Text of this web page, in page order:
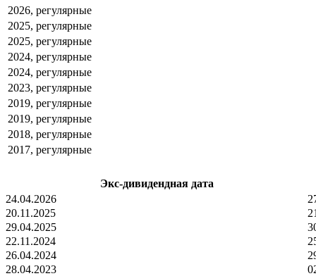
2026, регулярные
2025, регулярные
2025, регулярные
2024, регулярные
2024, регулярные
2023, регулярные
2019, регулярные
2019, регулярные
2018, регулярные
2017, регулярные
Экс-дивидендная дата
24.04.2026
20.11.2025
29.04.2025
22.11.2024
26.04.2024
28.04.2023